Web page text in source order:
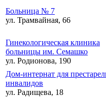
Больница № 7
ул. Трамвайная, 66
Гинекологическая клиника
больницы им. Семашко
ул. Родионова, 190
Дом-интернат для
инвалидов
ул. Радищева, 18